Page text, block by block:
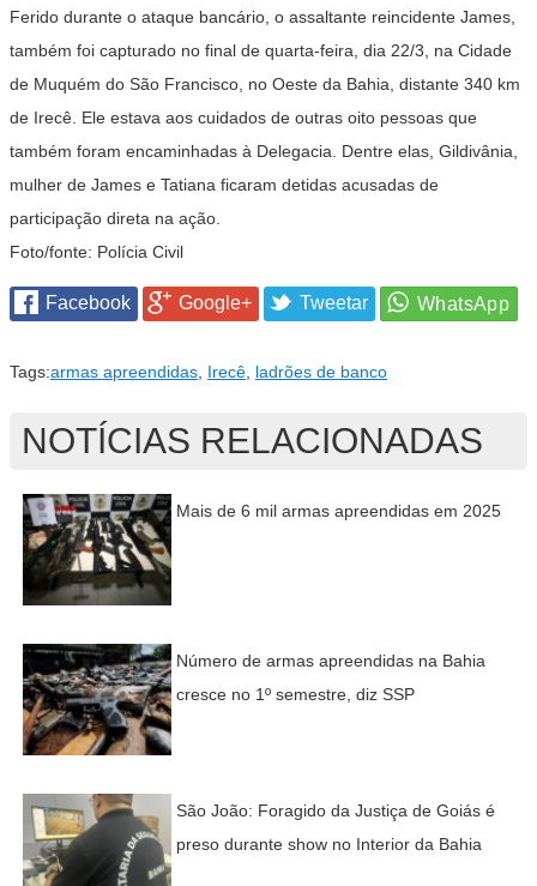
Ferido durante o ataque bancário, o assaltante reincidente James,
também foi capturado no final de quarta-feira, dia 22/3, na Cidade
de Muquém do São Francisco, no Oeste da Bahia, distante 340 km
de Irecê. Ele estava aos cuidados de outras oito pessoas que
também foram encaminhadas à Delegacia. Dentre elas, Gildivânia,
mulher de James e Tatiana ficaram detidas acusadas de
participação direta na ação.
Foto/fonte: Polícia Civil
Facebook Google+ Tweetar
Tags:armas apreendidas, Irecê, ladrões de banco
NOTÍCIAS RELACIONADAS
Mais de 6 mil armas apreendidas em 2025
Número de armas apreendidas na Bahia
cresce no 1º semestre, diz SSP
São João: Foragido da Justiça de Goiás é
preso durante show no Interior da Bahia